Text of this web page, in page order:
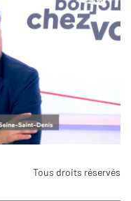
Tous droits réservés